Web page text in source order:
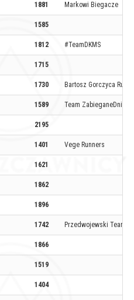
1881 Markowi Biegacze
1585
1812 #TeamDKMS
1715
1730 Bartosz Gorczyca
1589 Team ZabieganeDni
2195
1401 Vege Runners
1621
1862
1896
1742 Przedwojewski Team
1866
1519
1404